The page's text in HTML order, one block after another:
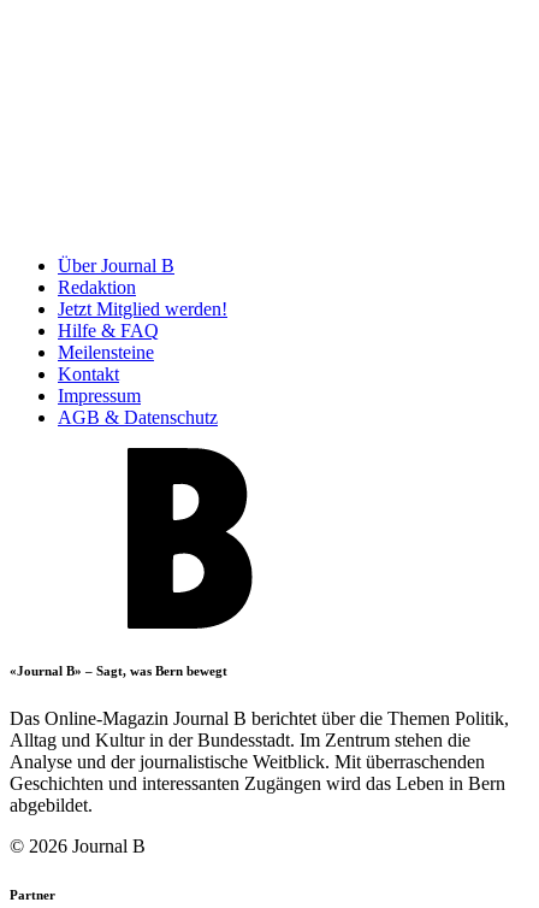
Über Journal B
Redaktion
Jetzt Mitglied werden!
Hilfe & FAQ
Meilensteine
Kontakt
Impressum
AGB & Datenschutz
«Journal B» – Sagt, was Bern bewegt
Das Online-Magazin Journal B berichtet über die Themen Politik,
Alltag und Kultur in der Bundesstadt. Im Zentrum stehen die
Analyse und der journalistische Weitblick. Mit überraschenden
Geschichten und interessanten Zugängen wird das Leben in Bern
abgebildet.
© 2026 Journal B
Partner